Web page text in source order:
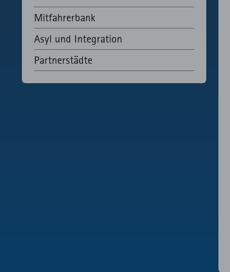
Mitfahrerbank
Asyl und Integration
Partnerstädte